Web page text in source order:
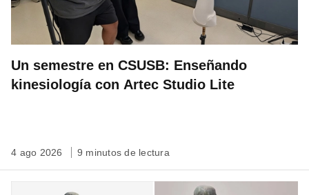
Un semestre en CSUSB: Enseñando
kinesiología con Artec Studio Lite
4 ago 2026 9 minutos de lectura